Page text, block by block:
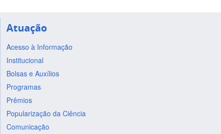
Atuação
Acesso à Informação
Institucional
Bolsas e Auxílios
Programas
Prêmios
Popularização da Ciência
Comunicação